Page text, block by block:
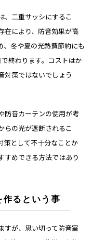
、二重サッシにするこ
在により、防音効果が高
、冬や夏の光熱費節約にも
終わります。コストはか
対策ではないでしょう
防音カーテンの使用が考
らの光が遮断されるこ
策として不十分なことか
すめできる方法ではあり
作るという事
すが、思い切って防音室